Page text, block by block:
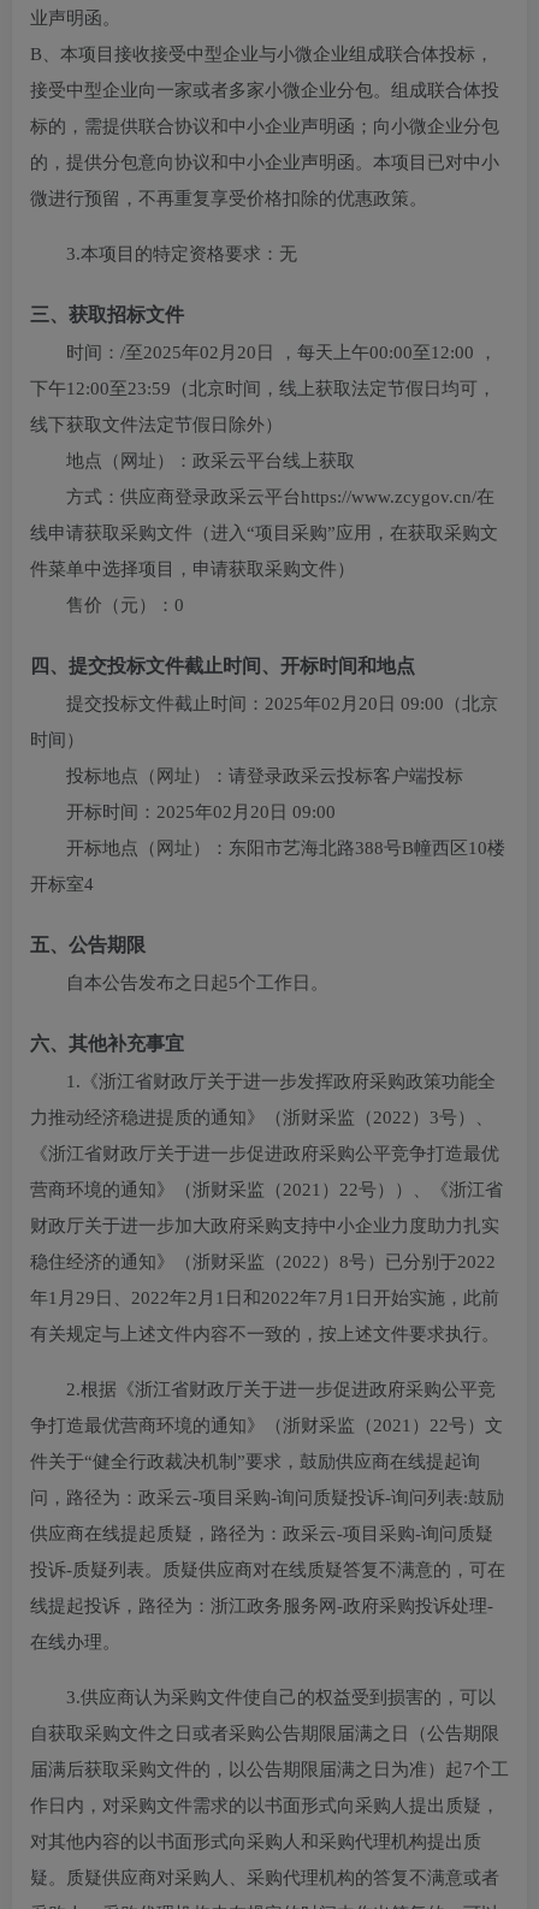
业声明函。
B、本项目接收接受中型企业与小微企业组成联合体投标，
接受中型企业向一家或者多家小微企业分包。组成联合体投
标的，需提供联合协议和中小企业声明函；向小微企业分包
的，提供分包意向协议和中小企业声明函。本项目已对中小
微进行预留，不再重复享受价格扣除的优惠政策。
3.本项目的特定资格要求： 无
三、获取招标文件
时间： /至2025年02月20日 ，每天上午00:00至12:00 ，
下午12:00至23:59 （北京时间，线上获取法定节假日均可，
线下获取文件法定节假日除外）
地点（网址）： 政采云平台线上获取
方式： 供应商登录政采云平台https://www.zcygov.cn/在
线申请获取采购文件（进入“项目采购”应用，在获取采购文
件菜单中选择项目，申请获取采购文件）
售价（元）： 0
四、提交投标文件截止时间、开标时间和地点
提交投标文件截止时间： 2025年02月20日 09:00 （北京
时间）
投标地点（网址）： 请登录政采云投标客户端投标
开标时间： 2025年02月20日 09:00
开标地点（网址）： 东阳市艺海北路388号B幢西区10楼
开标室4
五、公告期限
自本公告发布之日起5个工作日。
六、其他补充事宜
1.《浙江省财政厅关于进一步发挥政府采购政策功能全
力推动经济稳进提质的通知》（浙财采监（2022）3号）、
《浙江省财政厅关于进一步促进政府采购公平竞争打造最优
营商环境的通知》（浙财采监（2021）22号））、《浙江省
财政厅关于进一步加大政府采购支持中小企业力度助力扎实
稳住经济的通知》（浙财采监（2022）8号）已分别于2022
年1月29日、2022年2月1日和2022年7月1日开始实施，此前
有关规定与上述文件内容不一致的，按上述文件要求执行。
2.根据《浙江省财政厅关于进一步促进政府采购公平竞
争打造最优营商环境的通知》（浙财采监（2021）22号）文
件关于“健全行政裁决机制”要求，鼓励供应商在线提起询
问，路径为：政采云-项目采购-询问质疑投诉-询问列表:鼓励
供应商在线提起质疑，路径为：政采云-项目采购-询问质疑
投诉-质疑列表。质疑供应商对在线质疑答复不满意的，可在
线提起投诉，路径为：浙江政务服务网-政府采购投诉处理-
在线办理。
3.供应商认为采购文件使自己的权益受到损害的，可以
自获取采购文件之日或者采购公告期限届满之日（公告期限
届满后获取采购文件的，以公告期限届满之日为准）起7个工
作日内，对采购文件需求的以书面形式向采购人提出质疑，
对其他内容的以书面形式向采购人和采购代理机构提出质
疑。质疑供应商对采购人、采购代理机构的答复不满意或者